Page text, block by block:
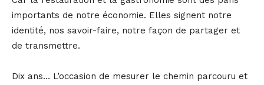
importants de notre économie. Elles signent notre
identité, nos savoir-faire, notre façon de partager et
de transmettre.
Dix ans… L’occasion de mesurer le chemin parcouru et